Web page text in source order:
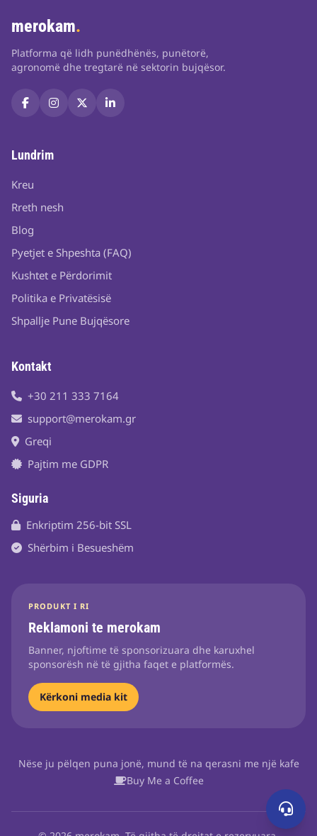
merokam.
Platforma që lidh punëdhënës, punëtorë,
agronomë dhe tregtarë në sektorin bujqësor.
Lundrim
Kreu
Rreth nesh
Blog
Pyetjet e Shpeshta (FAQ)
Kushtet e Përdorimit
Politika e Privatësisë
Shpallje Pune Bujqësore
Kontakt
+30 211 333 7164
support@merokam.gr
Greqi
Pajtim me GDPR
Siguria
Enkriptim 256-bit SSL
Shërbim i Besueshëm
PRODUKT I RI
Reklamoni te merokam
Banner, njoftime të sponsorizuara dhe karuxhel
sponsorësh në të gjitha faqet e platformës.
Kërkoni media kit
Nëse ju pëlqen puna jonë, mund të na qerasni me një kafe
Buy Me a Coffee